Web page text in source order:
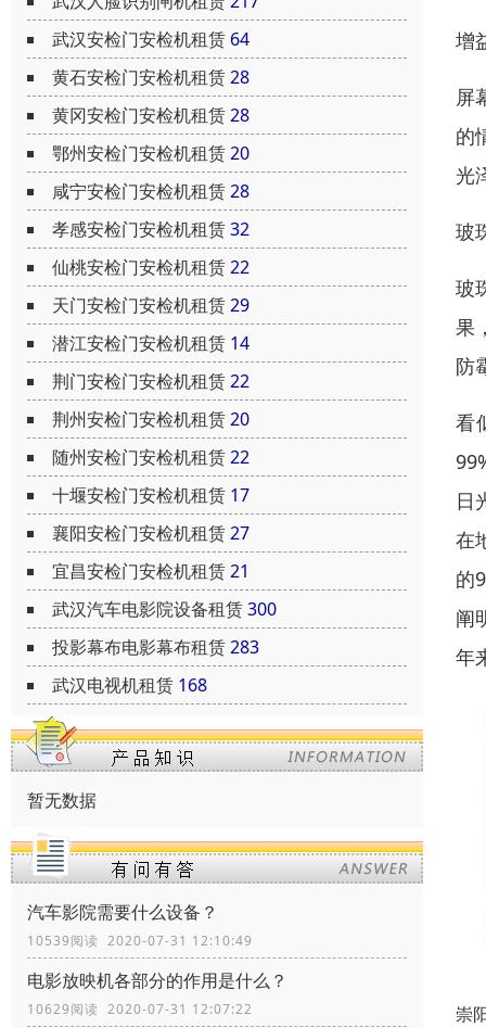
武汉安检门安检机租赁 64
黄石安检门安检机租赁28
黄冈安检门安检机租赁28
鄂州安检门安检机租赁20
咸宁安检门安检机租赁28
孝感安检门安检机租赁32
仙桃安检门安检机租赁22
天门安检门安检机租赁29
潜江安检门安检机租赁 14
荆门安检门安检机租赁22
荆州安检门安检机租赁20
随州安检门安检机租赁22
十堰安检门安检机租赁 17
襄阳安检门安检机租赁27
宜昌安检门安检机租赁21
武汉汽车电影院设备租赁300
投影幕布电影幕布租赁283
武汉电视机租赁 168
暂无数据
汽车影院需要什么设备？
10539阅读 2020-07-31 12:10:49
电影放映机各部分的作用是什么？
10629阅读 2020-07-31 12:07:22
增
屏
的
光
玻
玻
果
防
看
日
在
的
阐
年
崇